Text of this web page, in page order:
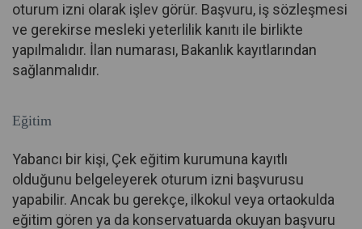
oturum izni olarak işlev görür. Başvuru, iş sözleşmesi
ve gerekirse mesleki yeterlilik kanıtı ile birlikte
yapılmalıdır. İlan numarası, Bakanlık kayıtlarından
sağlanmalıdır.
Eğitim
Yabancı bir kişi, Çek eğitim kurumuna kayıtlı
olduğunu belgeleyerek oturum izni başvurusu
yapabilir. Ancak bu gerekçe, ilkokul veya ortaokulda
eğitim gören ya da konservatuarda okuyan başvuru